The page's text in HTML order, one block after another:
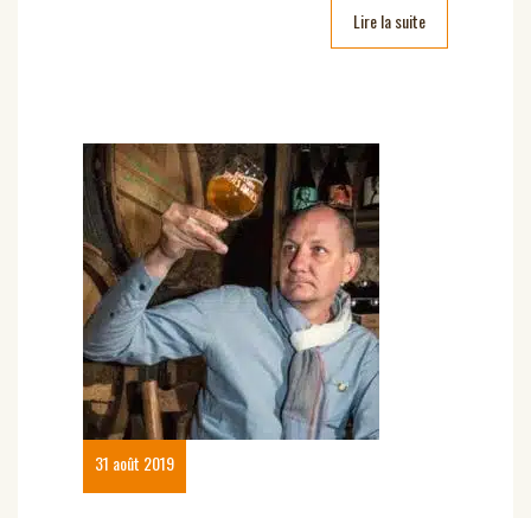
Lire la suite
31 août 2019